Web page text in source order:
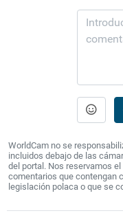
WorldCam no se
incluidos debajo de las
del portal. Nos reservamos
comentarios que contengan
legislación polaca o que se